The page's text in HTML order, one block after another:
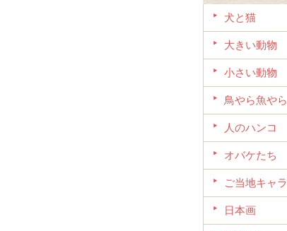
犬と猫
大きい動物
小さい動物
鳥やら魚やら
人のハンコ
オバケたち
ご当地キャラ
日本画